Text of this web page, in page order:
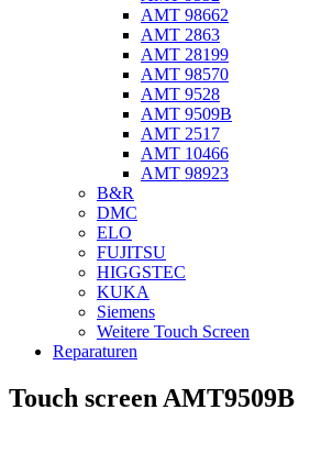
AMT 98662
AMT 2863
AMT 28199
AMT 98570
AMT 9528
AMT 9509B
AMT 2517
AMT 10466
AMT 98923
B&R
DMC
ELO
FUJITSU
HIGGSTEC
KUKA
Siemens
Weitere Touch Screen
Reparaturen
Touch screen AMT9509B